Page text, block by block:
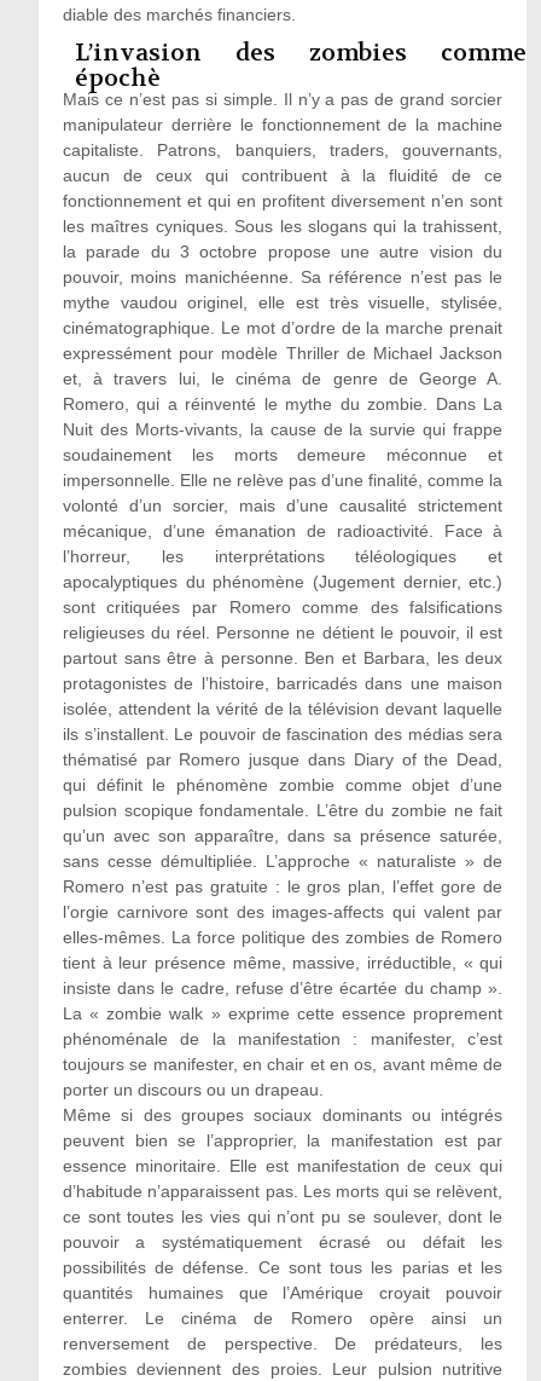
diable des marchés financiers.
L’invasion des zombies comme
épochè
Mais ce n’est pas si simple. Il n’y a pas de grand sorcier
manipulateur derrière le fonctionnement de la machine
capitaliste. Patrons, banquiers, traders, gouvernants,
aucun de ceux qui contribuent à la fluidité de ce
fonctionnement et qui en profitent diversement n’en sont
les maîtres cyniques. Sous les slogans qui la trahissent,
la parade du 3 octobre propose une autre vision du
pouvoir, moins manichéenne. Sa référence n’est pas le
mythe vaudou originel, elle est très visuelle, stylisée,
cinématographique. Le mot d’ordre de la marche prenait
expressément pour modèle Thriller de Michael Jackson
et, à travers lui, le cinéma de genre de George A.
Romero, qui a réinventé le mythe du zombie. Dans La
Nuit des Morts-vivants, la cause de la survie qui frappe
soudainement les morts demeure méconnue et
impersonnelle. Elle ne relève pas d’une finalité, comme la
volonté d’un sorcier, mais d’une causalité strictement
mécanique, d’une émanation de radioactivité. Face à
l’horreur, les interprétations téléologiques et
apocalyptiques du phénomène (Jugement dernier, etc.)
sont critiquées par Romero comme des falsifications
religieuses du réel. Personne ne détient le pouvoir, il est
partout sans être à personne. Ben et Barbara, les deux
protagonistes de l’histoire, barricadés dans une maison
isolée, attendent la vérité de la télévision devant laquelle
ils s’installent. Le pouvoir de fascination des médias sera
thématisé par Romero jusque dans Diary of the Dead,
qui définit le phénomène zombie comme objet d’une
pulsion scopique fondamentale. L’être du zombie ne fait
qu’un avec son apparaître, dans sa présence saturée,
sans cesse démultipliée. L’approche « naturaliste » de
Romero n’est pas gratuite : le gros plan, l’effet gore de
l’orgie carnivore sont des images-affects qui valent par
elles-mêmes. La force politique des zombies de Romero
tient à leur présence même, massive, irréductible, « qui
insiste dans le cadre, refuse d’être écartée du champ ».
La « zombie walk » exprime cette essence proprement
phénoménale de la manifestation : manifester, c’est
toujours se manifester, en chair et en os, avant même de
porter un discours ou un drapeau.
Même si des groupes sociaux dominants ou intégrés
peuvent bien se l’approprier, la manifestation est par
essence minoritaire. Elle est manifestation de ceux qui
d’habitude n’apparaissent pas. Les morts qui se relèvent,
ce sont toutes les vies qui n’ont pu se soulever, dont le
pouvoir a systématiquement écrasé ou défait les
possibilités de défense. Ce sont tous les parias et les
quantités humaines que l’Amérique croyait pouvoir
enterrer. Le cinéma de Romero opère ainsi un
renversement de perspective. De prédateurs, les
zombies deviennent des proies. Leur pulsion nutritive